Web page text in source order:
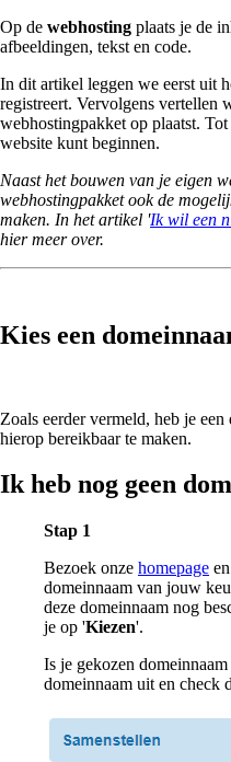
Op de webhosting plaats je de
afbeeldingen, tekst en code.
In dit artikel leggen we eerst uit
registreert. Vervolgens vertellen
webhostingpakket op plaatst.
website kunt beginnen.
Naast het bouwen van je eigen
webhostingpakket ook de
maken. In het artikel 'Ik wil een
hier meer over.
Kies een
Zoals eerder vermeld, heb je
hierop bereikbaar te maken.
Ik heb nog geen
Stap 1
Bezoek onze homepage
domeinnaam van jouw
deze domeinnaam nog
je op 'Kiezen'.
Is je gekozen
domeinnaam uit en check